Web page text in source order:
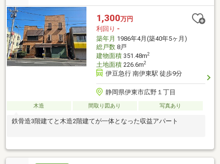
1,300万円
利回り -
築年月 1986年4月(築40年5ヶ月)
総戸数8戸
建物面積351.48m2
土地面積226.6m2
伊豆急行 南伊東駅 徒歩9分
静岡県伊東市広野１丁目
木造 間取り図あり 写真あり
鉄骨造3階建てと木造2階建てが一体となった収益アパート